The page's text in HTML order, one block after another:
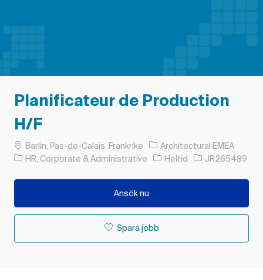
Planificateur de Production
H/F
PlatsBarlin, Pas-de-Calais, Frankrike
Architectural EMEA
Kategori
HR, Corporate & Administrative Typ av jobb
Heltid Jobb-ID
JR265489
Ansök nu
Spara jobb